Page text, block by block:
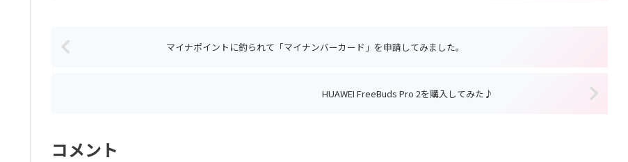
マイナポイントに釣られて「マイナンバーカード」を申請してみました。
HUAWEI FreeBuds Pro 2を購入してみた♪
コメント